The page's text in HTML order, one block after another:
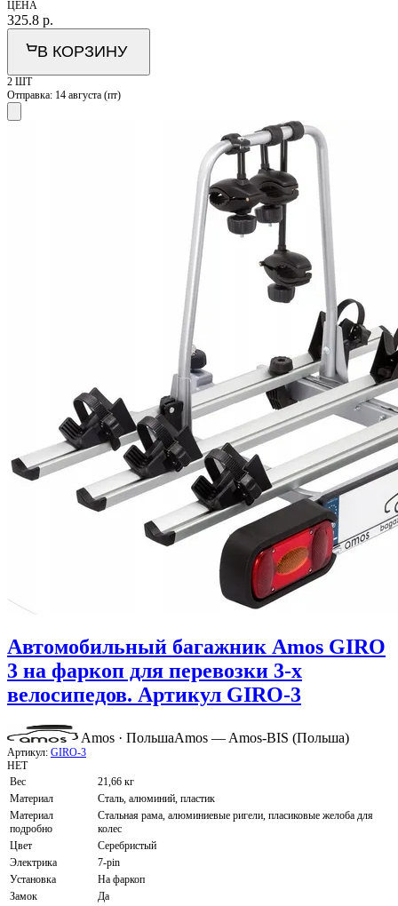
ЦЕНА
325.8 р.
В КОРЗИНУ
2 ШТ
Отправка: 14 августа (пт)
Автомобильный багажник Amos GIRO
3 на фаркоп для перевозки 3-х
велосипедов. Артикул GIRO-3
Amos · ПольшаAmos — Amos-BIS (Польша)
Артикул: GIRO-3
НЕТ
Вес
21,66 кг
Материал
Сталь, алюминий, пластик
Материал
подробно
Стальная рама, алюминиевые ригели, пласиковые желоба для
колес
Цвет
Серебристый
Электрика
7-pin
Установка
На фаркоп
Замок
Да